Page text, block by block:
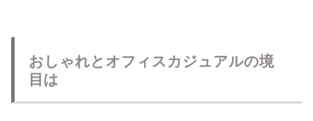
おしゃれとオフィスカジュアルの境
目は